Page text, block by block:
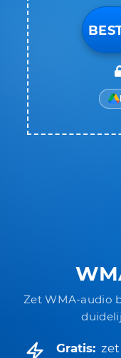
Zet WMA-audio
Gratis: